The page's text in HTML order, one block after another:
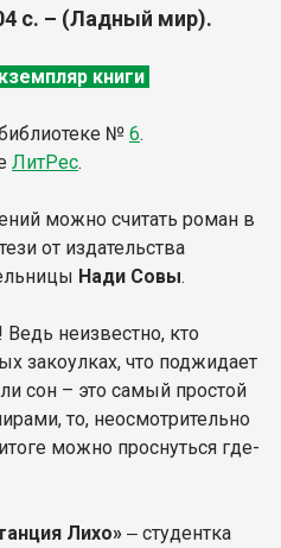
с. – (Ладный мир).
книги
№ 6.
ЛитРес.
можно считать роман в
от издательства
Нади Совы.
неизвестно, кто
закоулках, что поджидает
сон – это самый простой
то, неосмотрительно
можно проснуться где-
Лихо» ‒ студентка